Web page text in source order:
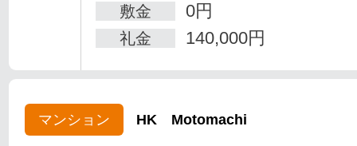
敷金 0円
礼金 140,000円
マンション HK Motomachi